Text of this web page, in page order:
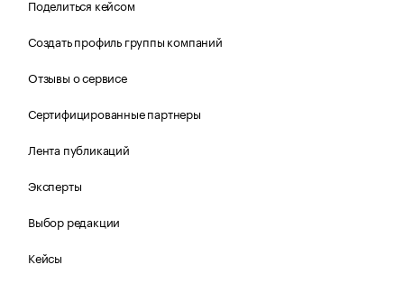
Поделиться кейсом
Создать профиль группы компаний
Отзывы о сервисе
Сертифицированные партнеры
Лента публикаций
Эксперты
Выбор редакции
Кейсы